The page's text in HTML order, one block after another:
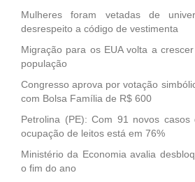
Mulheres foram vetadas de
desrespeito a código de vestimenta
Migração para os EUA volta a
população
Congresso aprova por votação
com Bolsa Família de R$ 600
Petrolina (PE): Com 91 novos
ocupação de leitos está em 76%
Ministério da Economia avalia
o fim do ano